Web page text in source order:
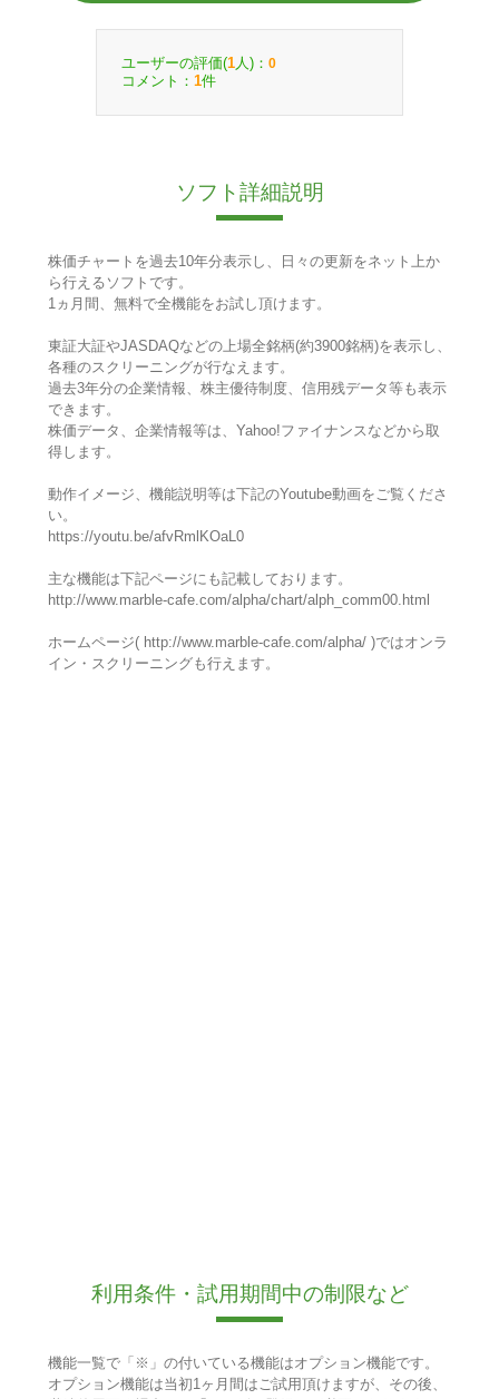
ユーザーの評価(1 人)： 0
コメント： 1件
ソフト詳細説明
株価チャートを過去10年分表示し、日々の更新をネット上か
ら行えるソフトです。
1ヵ月間、無料で全機能をお試し頂けます。
東証大証やJASDAQなどの上場全銘柄(約3900銘柄)を表示し、
各種のスクリーニングが行なえます。
過去3年分の企業情報、株主優待制度、信用残データ等も表示
できます。
株価データ、企業情報等は、Yahoo!ファイナンスなどから取
得します。
動作イメージ、機能説明等は下記のYoutube動画をご覧くださ
い。
https://youtu.be/afvRmlKOaL0
主な機能は下記ページにも記載しております。
http://www.marble-cafe.com/alpha/chart/alph_comm00.html
ホームページ( http://www.marble-cafe.com/alpha/ )ではオンラ
イン・スクリーニングも行えます。
利用条件・試用期間中の制限など
機能一覧で「※」の付いている機能はオプション機能です。
オプション機能は当初1ヶ月間はご試用頂けますが、その後、